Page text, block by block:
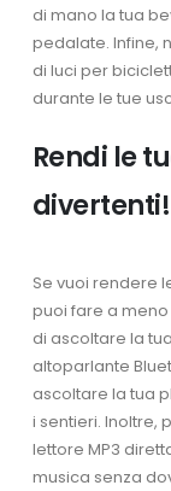
di mano la tua
pedalate. Infine,
di luci per
durante le tue
Rendi le
divertenti!
Se vuoi rendere
puoi fare a
di ascoltare la
altoparlante
ascoltare la tua
i sentieri. Inoltre,
lettore MP3
musica senza